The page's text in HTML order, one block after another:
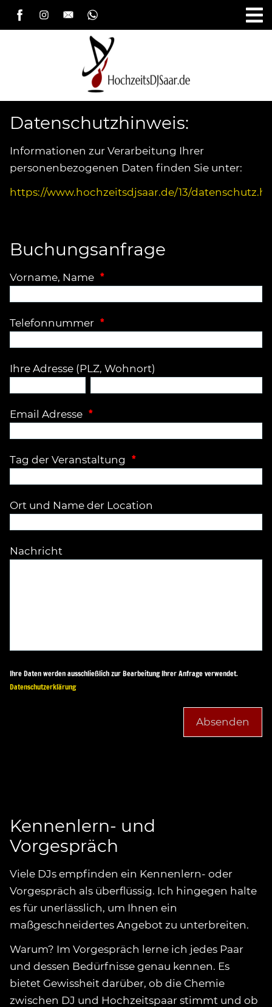
Datenschutzhinweis:
Informationen zur Verarbeitung Ihrer
personenbezogenen Daten finden Sie unter:
https://www.hochzeitsdjsaar.de/13/
Buchungsanfrage
Vorname, Name *
Telefonnummer *
Ihre Adresse (PLZ, Wohnort)
Email Adresse *
Tag der Veranstaltung *
Ort und Name der Location
Nachricht
Ihre Daten werden ausschließlich zur Bearbeitung Ihrer Anfrage verwendet.
Datenschutzerklärung
Kennenlern- und
Vorgespräch
Viele DJs empfinden ein Kennenlern- oder
Vorgespräch als überflüssig. Ich hingegen halte
es für unerlässlich, um Ihnen ein
maßgeschneidertes Angebot zu unterbreiten.
Warum? Im Vorgespräch lerne ich jedes Paar
und dessen Bedürfnisse genau kennen. Es
bietet Gewissheit darüber, ob die Chemie
zwischen DJ und Hochzeitspaar stimmt und ob